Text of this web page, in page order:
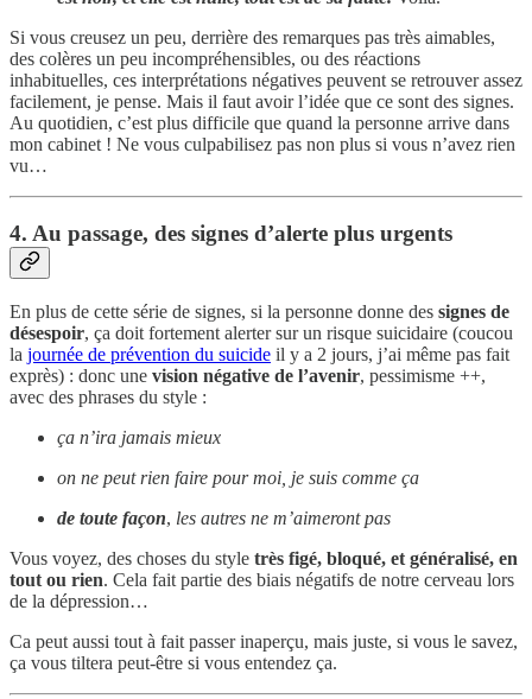
Si vous creusez un peu, derrière des remarques pas très aimables,
des colères un peu incompréhensibles, ou des réactions
inhabituelles, ces interprétations négatives peuvent se retrouver assez
facilement, je pense. Mais il faut avoir l’idée que ce sont des signes.
Au quotidien, c’est plus difficile que quand la personne arrive dans
mon cabinet ! Ne vous culpabilisez pas non plus si vous n’avez rien
vu…
4. Au passage, des signes d’alerte plus urgents
En plus de cette série de signes, si la personne donne des signes de
désespoir, ça doit fortement alerter sur un risque suicidaire (coucou
la journée de prévention du suicide il y a 2 jours, j’ai même pas fait
exprès) : donc une vision négative de l’avenir, pessimisme ++,
avec des phrases du style :
ça n’ira jamais mieux
on ne peut rien faire pour moi, je suis comme ça
de toute façon, les autres ne m’aimeront pas
Vous voyez, des choses du style très figé, bloqué, et généralisé, en
tout ou rien. Cela fait partie des biais négatifs de notre cerveau lors
de la dépression…
Ca peut aussi tout à fait passer inaperçu, mais juste, si vous le savez,
ça vous tiltera peut-être si vous entendez ça.